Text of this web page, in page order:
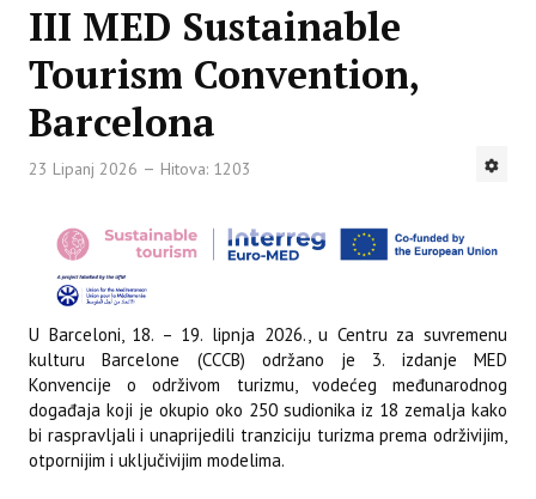
III MED Sustainable
Tourism Convention,
Barcelona
23 Lipanj 2026 Hitova: 1203
U Barceloni, 18. – 19. lipnja 2026., u Centru za suvremenu
kulturu Barcelone (CCCB) održano je 3. izdanje MED
Konvencije o održivom turizmu, vodećeg međunarodnog
događaja koji je okupio oko 250 sudionika iz 18 zemalja kako
bi raspravljali i unaprijedili tranziciju turizma prema održivijim,
otpornijim i uključivijim modelima.